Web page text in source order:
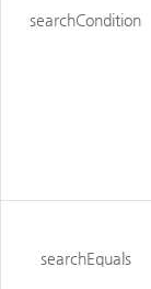
searchCondition
searchEquals